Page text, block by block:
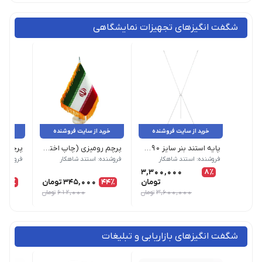
شگفت انگیزهای تجهیزات نمایشگاهی
خرید از سایت فروشنده
پایه استند بنر سایز 90×200 بسته 10 عددی
محصول بدون چاپ زمان تحویل: 1 روز کاری
فروشنده: استند شاهکار
8٪
3,300,000
تومان
3,600,000 تومان
خرید از سایت فروشنده
پرچم رومیزی (چاپ اختصاصی)
فروشنده: استند شاهکار
44٪ 345,000تومان
612,000 تومان
پرچم
37٪
شگفت انگیزهای بازاریابی و تبلیغات